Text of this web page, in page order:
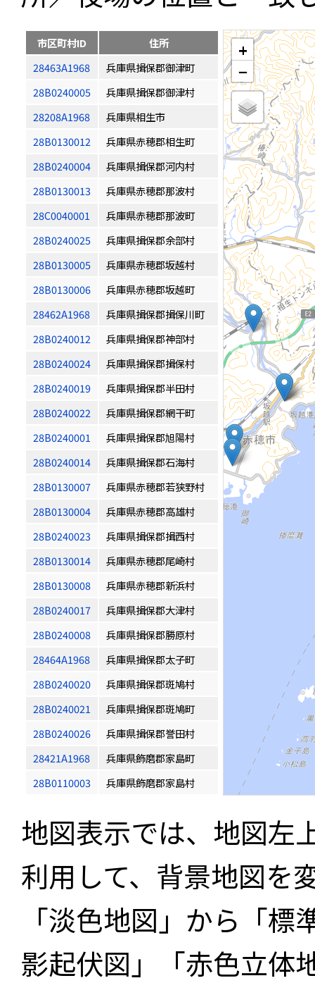
市区町村ID
住所
28463A1968
兵庫県揖保郡御津町
28B0240005
兵庫県揖保郡御津村
28208A1968
兵庫県相生市
28B0130012
兵庫県赤穂郡相生町
28B0240004
兵庫県揖保郡河内村
28B0130013
兵庫県赤穂郡那波村
28C0040001
兵庫県赤穂郡那波町
28B0240025
兵庫県揖保郡余部村
28B0130005
兵庫県赤穂郡坂越村
28B0130006
兵庫県赤穂郡坂越町
28462A1968
兵庫県揖保郡揖保川町
28B0240012
兵庫県揖保郡神部村
28B0240024
兵庫県揖保郡揖保村
28B0240019
兵庫県揖保郡半田村
28B0240022
兵庫県揖保郡網干町
28B0240001
兵庫県揖保郡旭陽村
28B0240014
兵庫県揖保郡石海村
28B0130007
兵庫県赤穂郡若狭野村
28B0130004
兵庫県赤穂郡高雄村
28B0240023
兵庫県揖保郡揖西村
28B0130014
兵庫県赤穂郡尾崎村
28B0130008
兵庫県赤穂郡新浜村
28B0240017
兵庫県揖保郡大津村
28B0240008
兵庫県揖保郡勝原村
28464A1968
兵庫県揖保郡太子町
28B0240020
兵庫県揖保郡斑鳩村
28B0240021
兵庫県揖保郡斑鳩町
28B0240026
兵庫県揖保郡誉田村
28421A1968
兵庫県飾磨郡家島町
28B0110003
兵庫県飾磨郡家島村
+
−
地図表示では、地図左
利用して、背景地図を
「淡色地図」から「
影起伏図」「赤色立体